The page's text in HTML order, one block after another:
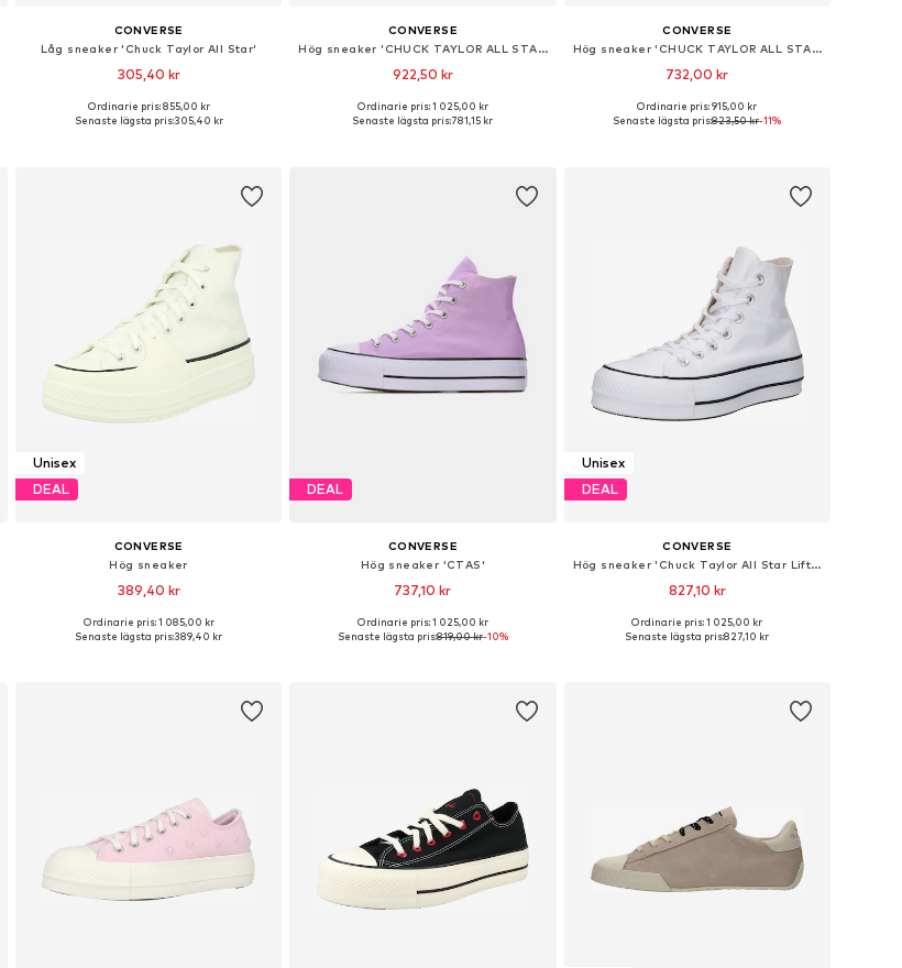
CONVERSE
Låg sneaker 'Chuck Taylor All Star'
305,40 kr
Tillgängliga storlekar: 35-35,5, 36, 36,5
Ordinarie pris: 855,00 kr
Senaste lägsta pris:305,40 kr
CONVERSE
Hög sneaker 'CHUCK TAYLOR ALL STAR LIFT PLATFORM WIDE WIDTH'
922,50 kr
Tillgänglig i många storlekar
Ordinarie pris: 1 025,00 kr
Senaste lägsta pris:781,15 kr
CONVERSE
Hög sneaker 'CHUCK TAYLOR ALL STAR LEATHER'
732,00 kr
Tillgänglig i många storlekar
Ordinarie pris: 915,00 kr
Senaste lägsta pris:823,50 kr-11%
Unisex
DEAL
CONVERSE
Hög sneaker
389,40 kr
Ordinarie pris: 1 085,00 kr
Senaste lägsta pris:389,40 kr
DEAL
CONVERSE
Hög sneaker 'CTAS'
737,10 kr
Tillgänglig i många storlekar
Ordinarie pris: 1 025,00 kr
Senaste lägsta pris:819,00 kr-10%
Unisex
DEAL
CONVERSE
Hög sneaker 'Chuck TayIor All Star Lift Platform'
827,10 kr
Tillgänglig i många storlekar
Ordinarie pris: 1 025,00 kr
Senaste lägsta pris:827,10 kr